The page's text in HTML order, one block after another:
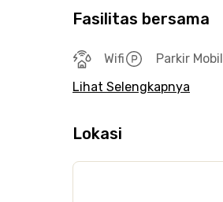
Fasilitas bersama
Wifi Parkir Mobil
Lihat Selengkapnya
Lokasi